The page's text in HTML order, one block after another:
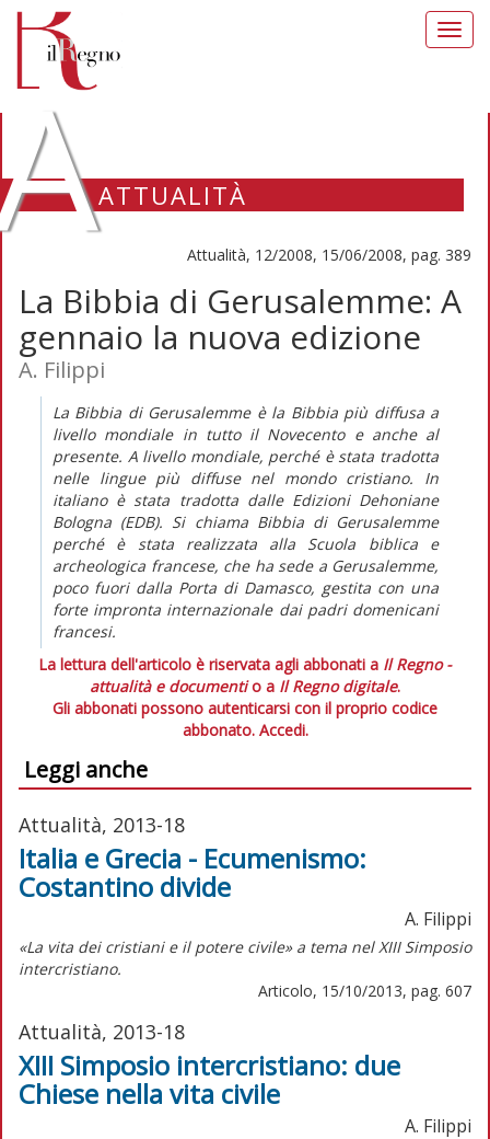
ATTUALITÀ
Attualità, 12/2008, 15/06/2008, pag. 389
La Bibbia di Gerusalemme: A
gennaio la nuova edizione
A. Filippi
La Bibbia di Gerusalemme è la Bibbia più diffusa a
livello mondiale in tutto il Novecento e anche al
presente. A livello mondiale, perché è stata tradotta
nelle lingue più diffuse nel mondo cristiano. In
italiano è stata tradotta dalle Edizioni Dehoniane
Bologna (EDB). Si chiama Bibbia di Gerusalemme
perché è stata realizzata alla Scuola biblica e
archeologica francese, che ha sede a Gerusalemme,
poco fuori dalla Porta di Damasco, gestita con una
forte impronta internazionale dai padri domenicani
francesi.
La lettura dell'articolo è riservata agli abbonati a Il Regno -
attualità e documentio a Il Regno digitale.
Gli abbonati possono autenticarsi con il proprio codice
abbonato. Accedi.
Leggi anche
Attualità, 2013-18
Italia e Grecia - Ecumenismo:
Costantino divide
A. Filippi
«La vita dei cristiani e il potere civile» a tema nel XIII Simposio
intercristiano.
Articolo, 15/10/2013, pag. 607
Attualità, 2013-18
XIII Simposio intercristiano: due
Chiese nella vita civile
A. Filippi